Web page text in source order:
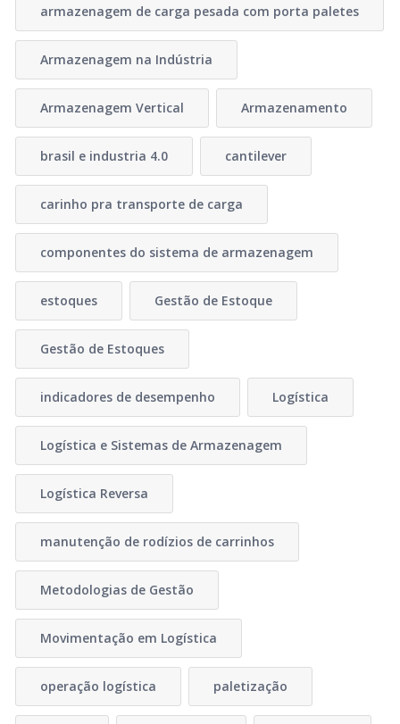
armazenagem de carga pesada com porta paletes
Armazenagem na Indústria
Armazenagem Vertical Armazenamento
brasil e industria 4.0 cantilever
carinho pra transporte de carga
componentes do sistema de armazenagem
estoques Gestão de Estoque
Gestão de Estoques
indicadores de desempenho Logística
Logística e Sistemas de Armazenagem
Logística Reversa
manutenção de rodízios de carrinhos
Metodologias de Gestão
Movimentação em Logística
operação logística paletização